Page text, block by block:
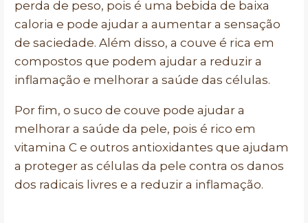
perda de peso, pois é uma bebida de baixa
caloria e pode ajudar a aumentar a sensação
de saciedade. Além disso, a couve é rica em
compostos que podem ajudar a reduzir a
inflamação e melhorar a saúde das células.
Por fim, o suco de couve pode ajudar a
melhorar a saúde da pele, pois é rico em
vitamina C e outros antioxidantes que ajudam
a proteger as células da pele contra os danos
dos radicais livres e a reduzir a inflamação.